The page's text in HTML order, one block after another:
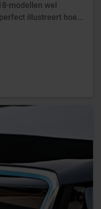
modellen wel
illustreert hoe...